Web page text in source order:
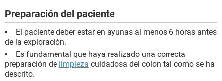
Preparación del paciente
El paciente deber estar en ayunas al menos 6 horas antes
de la exploración.
Es fundamental que haya realizado una correcta
preparación de limpieza cuidadosa del colon tal como se ha
descrito.